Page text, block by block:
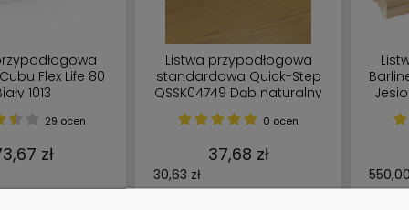
Flex Life 80
1013
29 ocen
zł
Listwa przypodłogowa
standardowa Quick-Step
QSSK04749 Dąb naturalny
lakierowany - Listwa - 2400
mm - 12 mm - 58 mm
0 ocen
37,68 zł
30,63 zł
mm